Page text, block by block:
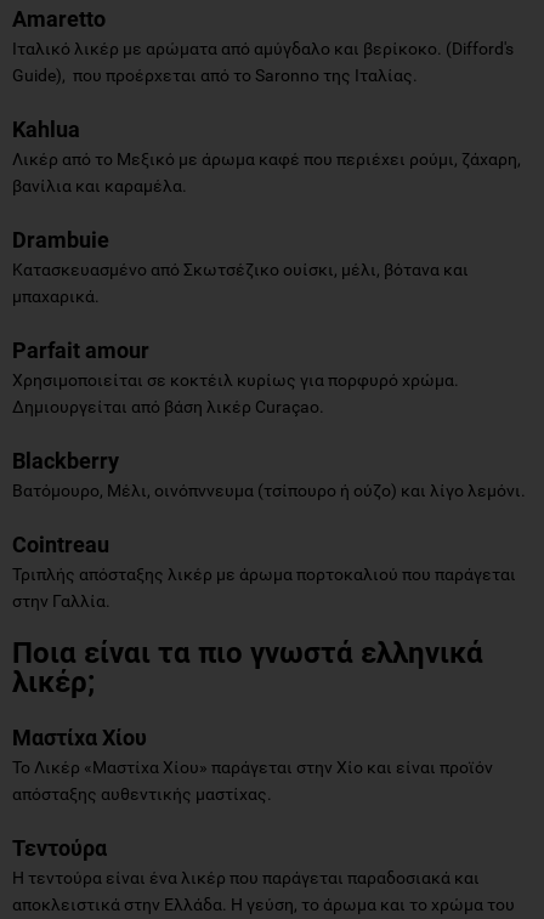
Amaretto
Ιταλικό λικέρ με αρώματα από αμύγδαλο και βερίκοκο. (Difford's
Guide), που προέρχεται από το Saronno της Ιταλίας.
Kahlua
Λικέρ από το Μεξικό με άρωμα καφέ που περιέχει ρούμι, ζάχαρη,
βανίλια και καραμέλα.
Drambuie
Κατασκευασμένο από Σκωτσέζικο ουίσκι, μέλι, βότανα και
μπαχαρικά.
Parfait amour
Χρησιμοποιείται σε κοκτέιλ κυρίως για πορφυρό χρώμα.
Δημιουργείται από βάση λικέρ Curaçao.
Blackberry
Βατόμουρο, Μέλι, οινόπννευμα (τσίπουρο ή ούζο) και λίγο λεμόνι.
Cointreau
Τριπλής απόσταξης λικέρ με άρωμα πορτοκαλιού που παράγεται
στην Γαλλία.
Ποια είναι τα πιο γνωστά ελληνικά
λικέρ;
Μαστίχα Χίου
Το Λικέρ «Μαστίχα Χίου» παράγεται στην Χίο και είναι προϊόν
απόσταξης αυθεντικής μαστίχας.
Τεντούρα
Η τεντούρα είναι ένα λικέρ που παράγεται παραδοσιακά και
αποκλειστικά στην Ελλάδα. Η γεύση, το άρωμα και το χρώμα του